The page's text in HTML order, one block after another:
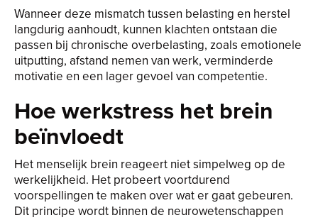
Wanneer deze mismatch tussen belasting en herstel
langdurig aanhoudt, kunnen klachten ontstaan die
passen bij chronische overbelasting, zoals emotionele
uitputting, afstand nemen van werk, verminderde
motivatie en een lager gevoel van competentie.
Hoe werkstress het brein
beïnvloedt
Het menselijk brein reageert niet simpelweg op de
werkelijkheid. Het probeert voortdurend
voorspellingen te maken over wat er gaat gebeuren.
Dit principe wordt binnen de neurowetenschappen